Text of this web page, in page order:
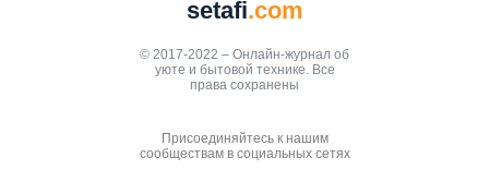
setafi.com
© 2017-2022 – Онлайн-журнал об
уюте и бытовой технике. Все
права сохранены
Присоединяйтесь к нашим
сообществам в социальных сетях